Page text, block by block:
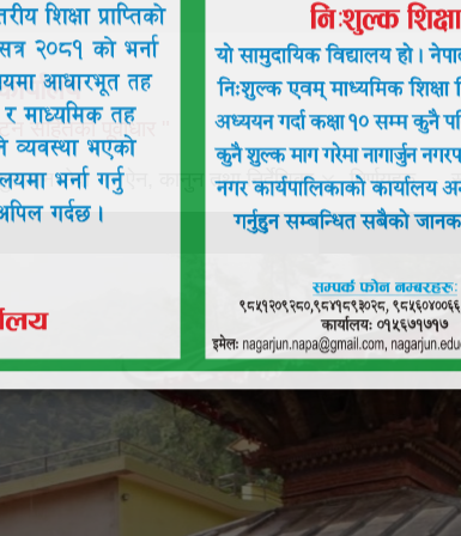
सहितको पूर्वाधार "
सेवा ऐन, कानुन तथा निर्देशिका निर्णयहरु
प्रमुख समाचार: : बैंक